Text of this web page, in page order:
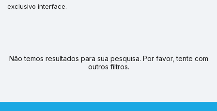
exclusivo interface.
Não temos resultados para sua pesquisa. Por favor, tente com
outros filtros.